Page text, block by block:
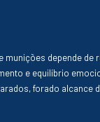
munições depende de
e equilíbrio
forado alcance